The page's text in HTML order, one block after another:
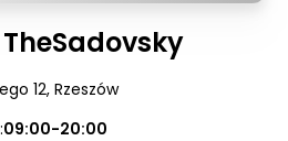
12, Rzeszów
09:00-20:00